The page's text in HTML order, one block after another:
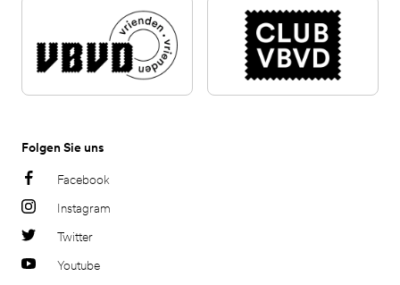
Folgen Sie uns
Facebook
Instagram
Twitter
Youtube